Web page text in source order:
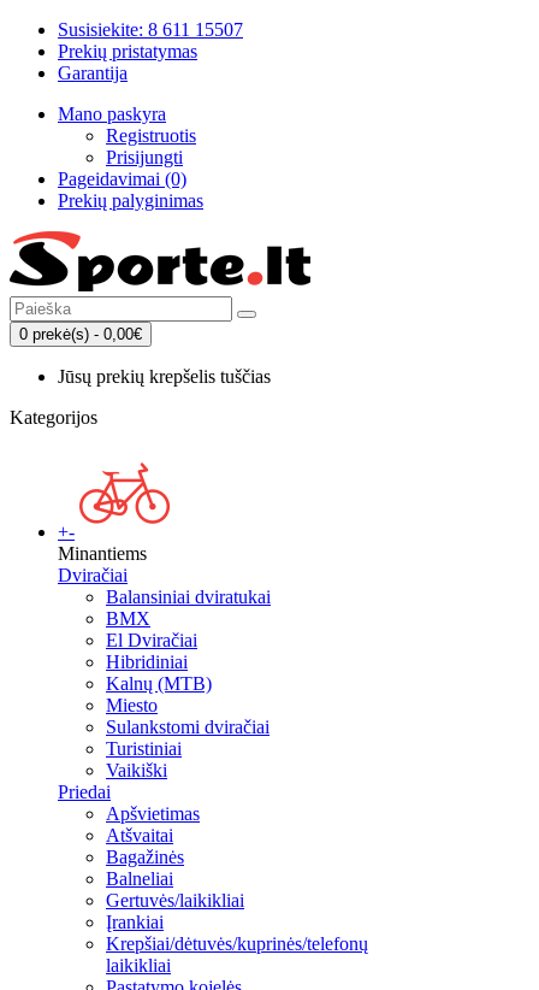
Susisiekite: 8 611 15507
Prekių pristatymas
Garantija
Mano paskyra
Registruotis
Prisijungti
Pageidavimai (0)
Prekių palyginimas
0 prekė(s) - 0,00€
Jūsų prekių krepšelis tuščias
Kategorijos
+-
Minantiems
Dviračiai
Balansiniai dviratukai
BMX
El Dviračiai
Hibridiniai
Kalnų (MTB)
Miesto
Sulankstomi dviračiai
Turistiniai
Vaikiški
Priedai
Apšvietimas
Atšvaitai
Bagažinės
Balneliai
Gertuvės/laikikliai
Įrankiai
Krepšiai/dėtuvės/kuprinės/telefonų
laikikliai